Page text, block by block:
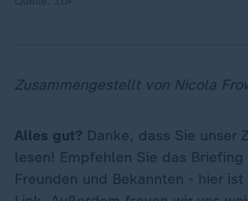
Zusammengestellt von Nicola
Alles gut? Danke, dass Sie unser
lesen! Empfehlen Sie das
Freunden und Bekannten - hier ist